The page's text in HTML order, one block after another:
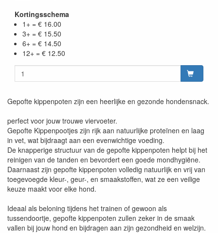
Kortingsschema
1+ = € 16.00
3+ = € 15.50
6+ = € 14.50
12+ = € 12.50
Gepofte kippenpoten zijn een heerlijke en gezonde hondensnack.
perfect voor jouw trouwe viervoeter.
Gepofte Kippenpootjes zijn rijk aan natuurlijke proteïnen en laag
in vet, wat bijdraagt aan een evenwichtige voeding.
De knapperige structuur van de gepofte kippenpoten helpt bij het
reinigen van de tanden en bevordert een goede mondhygiëne.
Daarnaast zijn gepofte kippenpoten volledig natuurlijk en vrij van
toegevoegde kleur-, geur-, en smaakstoffen, wat ze een veilige
keuze maakt voor elke hond.
Ideaal als beloning tijdens het trainen of gewoon als
tussendoortje, gepofte kippenpoten zullen zeker in de smaak
vallen bij jouw hond en bijdragen aan zijn gezondheid en welzijn.